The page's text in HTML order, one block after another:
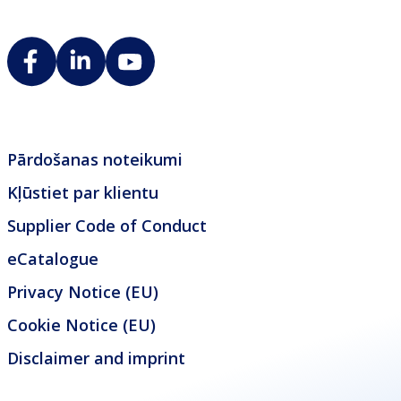
Pārdošanas noteikumi
Kļūstiet par klientu
Supplier Code of Conduct
eCatalogue
Privacy Notice (EU)
Cookie Notice (EU)
Disclaimer and imprint